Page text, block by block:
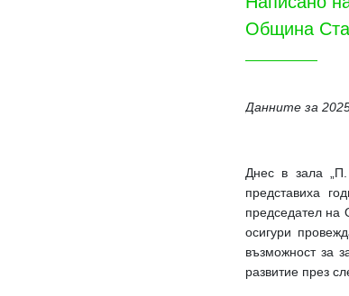
Община
Данните за
Днес в зала „П.
представиха
председател на
осигури
възможност за
развитие през